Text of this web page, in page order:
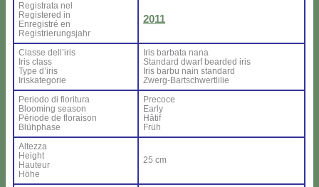
Re­gi­stra­ta nel
Re­gi­ste­red in
En­re­gi­stré en
Re­gi­strie­rung­sjahr
2011
Clas­se del­l’i­ris
Iris class
Ty­pe d’i­ris
Iri­ska­te­go­rie
Iris bar­ba­ta na­na
Stan­dard dwarf bear­ded iris
Iris bar­bu nain stan­dard
Zwerg-Bar­ts­ch­wer­tli­lie
Pe­rio­do di fio­ri­tu­ra
Bloo­ming sea­son
Pé­rio­de de flo­rai­son
Blü­h­pha­se
Pre­co­ce
Ear­ly
Hâ­tif
Früh
Al­tez­za
Height
Hau­teur
Hö­he
25 cm